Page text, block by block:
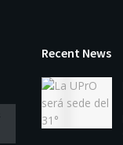
Recent News